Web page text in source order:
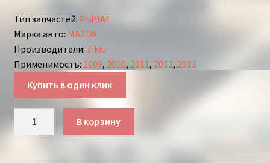
Тип запчастей: РЫЧАГ
Марка авто: MAZDA
Производители: Jikiu
Применимость: 2009, 2010, 2011, 2012, 2013
Купить в один клик
товара
В корзину